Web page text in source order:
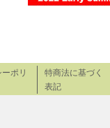
ポリ
特商法に基づく
表記